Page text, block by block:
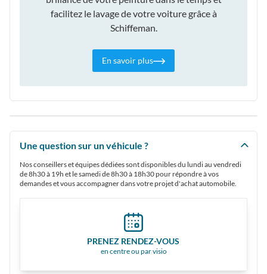
facilitez le lavage de votre voiture grâce à
Schiffeman.
En savoir plus
Une question sur un véhicule ?
Nos conseillers et équipes dédiées sont disponibles du lundi au vendredi
de 8h30 à 19h et le samedi de 8h30 à 18h30 pour répondre à vos
demandes et vous accompagner dans votre projet d'achat automobile.
PRENEZ RENDEZ-VOUS
en centre ou par visio